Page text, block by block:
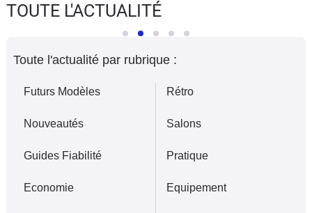
Moto
Marques
TOUTE L'ACTUALITÉ
Toute l'actualité par rubrique :
Futurs Modèles
Nouveautés
Guides Fiabilité
Economie
Rétro
Salons
Pratique
Equipement